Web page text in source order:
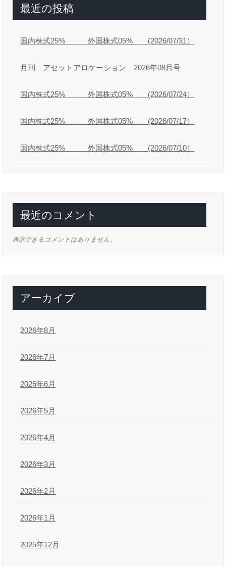
最近の投稿
国内株式25% 外国株式05% (2026/07/31）
月刊 アセットアロケーション 2026年08月号
国内株式25% 外国株式05% (2026/07/24）
国内株式25% 外国株式05% (2026/07/17）
国内株式25% 外国株式05% (2026/07/10）
最近のコメント
表示できるコメントはありません。
アーカイブ
2026年8月
2026年7月
2026年6月
2026年5月
2026年4月
2026年3月
2026年2月
2026年1月
2025年12月